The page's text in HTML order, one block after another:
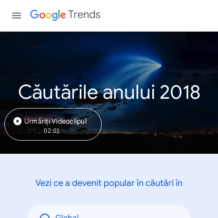
Trends
Căutările anului 2018
Urmăriți Videoclipul
02:01
Vezi ce a devenit popular în căutări în